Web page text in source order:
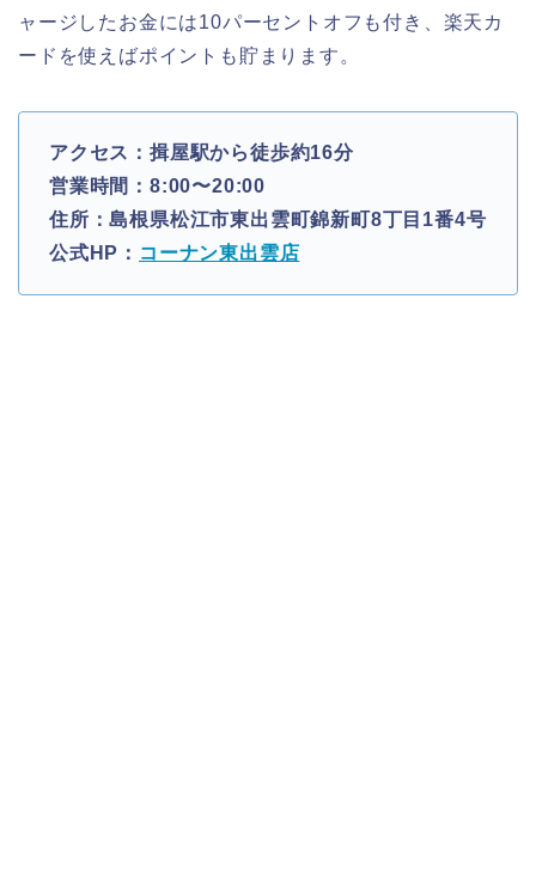
ャージしたお金には10パーセントオフも付き、楽天カ
ードを使えばポイントも貯まります。
アクセス：揖屋駅から徒歩約16分
営業時間：8:00〜20:00
住所：島根県松江市東出雲町錦新町8丁目1番4号
公式HP： コーナン東出雲店